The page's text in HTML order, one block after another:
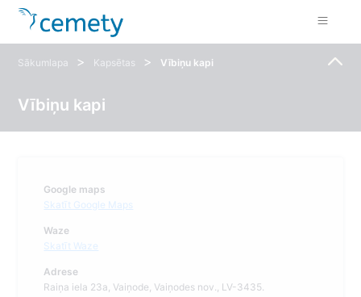
Sākumlapa > Kapsētas > Vībiņu kapi
Vībiņu kapi
Google maps
Skatīt Google Maps
Waze
Skatīt Waze
Adrese
Raiņa iela 23a, Vaiņode, Vaiņodes nov., LV-3435.